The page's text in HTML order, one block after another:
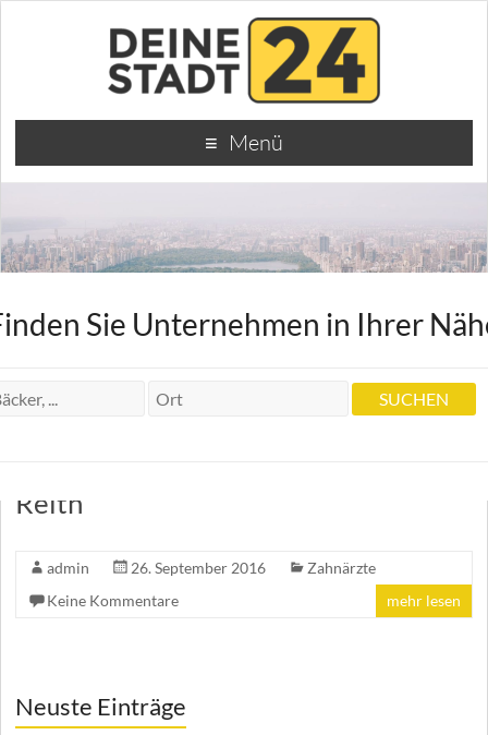
Menü
Sie Unternehmen in Ihrer
Reith
admin 26. September 2016
Zahnärzte
Keine Kommentare
mehr lesen
Neuste Einträge